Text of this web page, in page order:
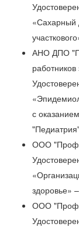
«Сахарный
АНО ДПО
с
ООО
здоровье»
ООО